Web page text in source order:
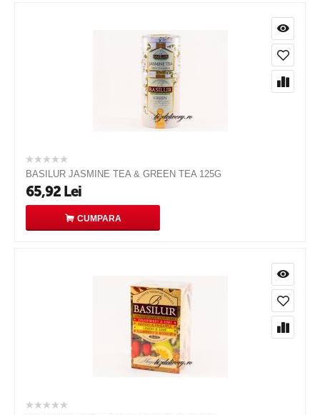
BASILUR JASMINE TEA & GREEN TEA 125G
65,92 Lei
CUMPARA